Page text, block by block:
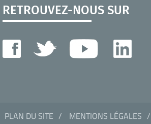
RETROUVEZ-NOUS SUR
PLAN DU SITE MENTIONS LÉGALES